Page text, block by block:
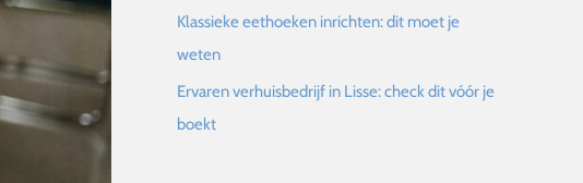
Klassieke eethoeken inrichten: dit moet je
weten
Ervaren verhuisbedrijf in Lisse: check dit vóór je
boekt